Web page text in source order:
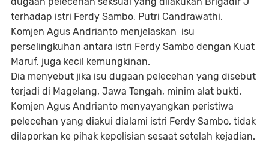
terhadap istri Ferdy Sambo, Putri Candrawathi.
Komjen Agus Andrianto menjelaskan isu
perselingkuhan antara istri Ferdy Sambo dengan Kuat
Maruf, juga kecil kemungkinan.
Dia menyebut jika isu dugaan pelecehan yang disebut
terjadi di Magelang, Jawa Tengah, minim alat bukti.
Komjen Agus Andrianto menyayangkan peristiwa
pelecehan yang diakui dialami istri Ferdy Sambo, tidak
dilaporkan ke pihak kepolisian sesaat setelah kejadian.